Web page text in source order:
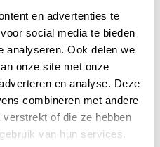
en advertenties te
social media te bieden
analyseren. Ook delen we
onze site met onze
en analyse. Deze
combineren met andere
of die ze hebben
van hun services.